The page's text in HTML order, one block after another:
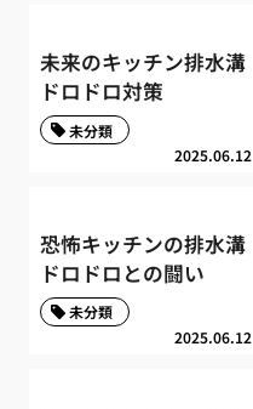
未来のキッチン排水溝
ドロドロ対策
2025.06.12
未分類
恐怖キッチンの排水溝
ドロドロとの闘い
2025.06.12
未分類